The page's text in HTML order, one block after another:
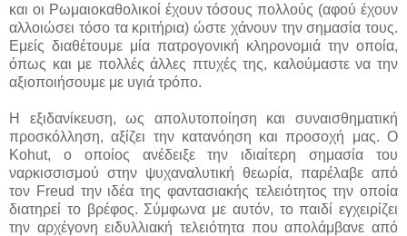
και οι Ρωμαιοκαθολικοί έχουν τόσους πολλούς (αφού έχουν
αλλοιώσει τόσο τα κριτήρια) ώστε χάνουν την σημασία τους.
Εμείς διαθέτουμε μία πατρογονική κληρονομιά την οποία,
όπως και με πολλές άλλες πτυχές της, καλούμαστε να την
αξιοποιήσουμε με υγιά τρόπο.
Η εξιδανίκευση, ως απολυτοποίηση και συναισθηματική
προσκόλληση, αξίζει την κατανόηση και προσοχή μας. Ο
Kohut, ο οποίος ανέδειξε την ιδιαίτερη σημασία του
ναρκισσισμού στην ψυχαναλυτική θεωρία, παρέλαβε από
τον Freud την ιδέα της φαντασιακής τελειότητος την οποία
διατηρεί το βρέφος. Σύμφωνα με αυτόν, το παιδί εγχειρίζει
την αρχέγονη ειδυλλιακή τελειότητα που απολάμβανε από